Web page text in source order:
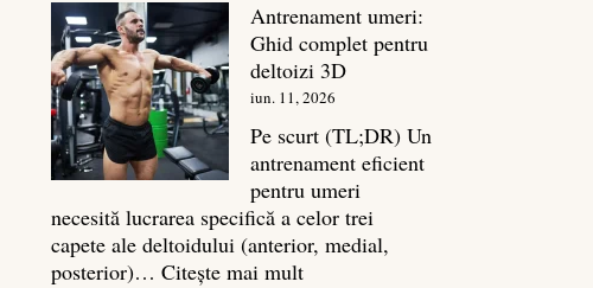
culturism:
Inamicul
tăcut
al
masei
musculare
Antrenament umeri:
Ghid complet pentru
deltoizi 3D
iun. 11, 2026
Pe scurt (TL;DR) Un
antrenament eficient
pentru umeri
necesită lucrarea specifică a celor trei
capete ale deltoidului (anterior, medial,
posterior)…Citește mai mult: